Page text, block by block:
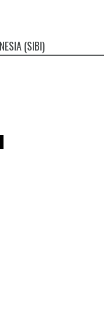
(SIBI)